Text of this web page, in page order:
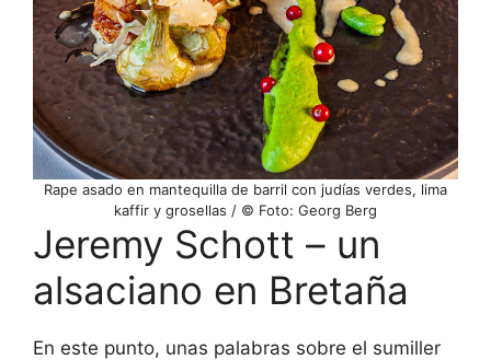
Rape asado en mantequilla de barril con judías verdes, lima
kaffir y grosellas / © Foto: Georg Berg
Jeremy Schott – un
alsaciano en Bretaña
En este punto, unas palabras sobre el sumiller